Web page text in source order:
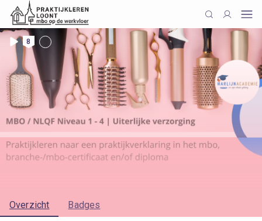
8
Overzicht Badges